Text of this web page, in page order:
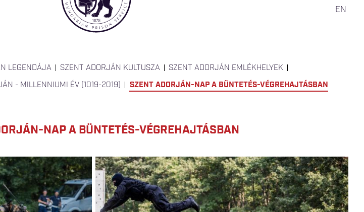
EN
LEGENDÁJA SZENT ADORJÁN KULTUSZA
SZENT ADORJÁN EMLÉKHELYEK
- MILLENNIUMI ÉV (1019-2019) SZENT ADORJÁN-NAP A BÜNTETÉS-VÉGREHAJTÁSBAN
NAP A BÜNTETÉS-VÉGREHAJTÁSBAN